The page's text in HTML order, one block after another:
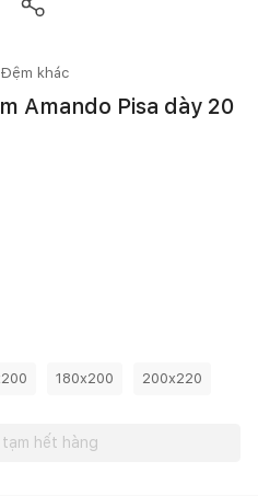
Đệm khác
Amando Pisa dày 20
180x200 200x220
tạm hết hàng